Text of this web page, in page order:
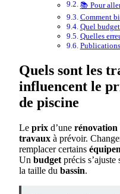
📚 Pour
Comment
Quel
Quelles
Quels sont les
influencent le
de piscine
Le prix d’une rénovation
travaux à prévoir.
remplacer certains
Un budget précis s’ajuste
la taille du bassin.